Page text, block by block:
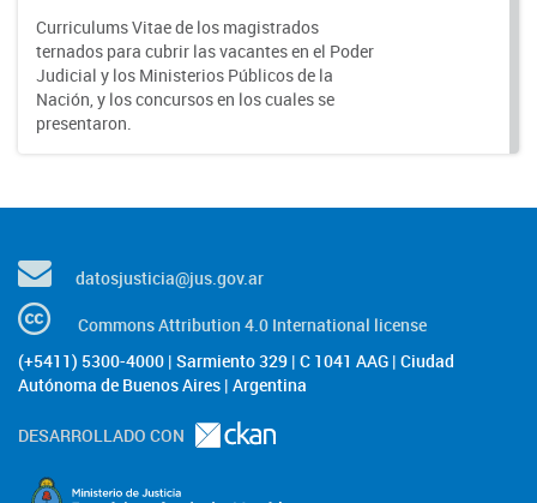
Curriculums Vitae de los magistrados
ternados para cubrir las vacantes en el Poder
Judicial y los Ministerios Públicos de la
Nación, y los concursos en los cuales se
presentaron.
datosjusticia@jus.gov.ar
Commons Attribution 4.0 International license
(+5411) 5300-4000 | Sarmiento 329 | C 1041 AAG | Ciudad
Autónoma de Buenos Aires | Argentina
DESARROLLADO CON